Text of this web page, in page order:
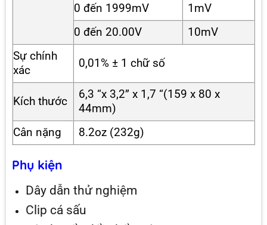
0 đến 1999mV
1mV
0 đến 20.00V
10mV
Sự chính
xác
0,01% ± 1 chữ số
Kích thước
6,3 “x 3,2” x 1,7 “(159 x 80 x
44mm)
Cân nặng
8.2oz (232g)
Phụ kiện
Dây dẫn thử nghiệm
Clip cá sấu